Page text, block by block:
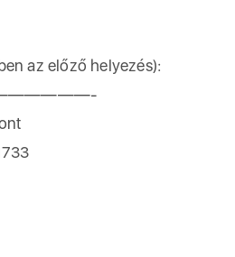
az előző helyezés):